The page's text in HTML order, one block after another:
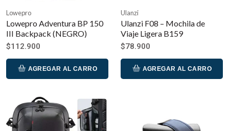
Lowepro
Lowepro Adventura BP 150
III Backpack (NEGRO)
$112.900
AGREGAR AL CARRO
Ulanzi
Ulanzi F08 – Mochila de
Viaje Ligera B159
$78.900
AGREGAR AL CARRO